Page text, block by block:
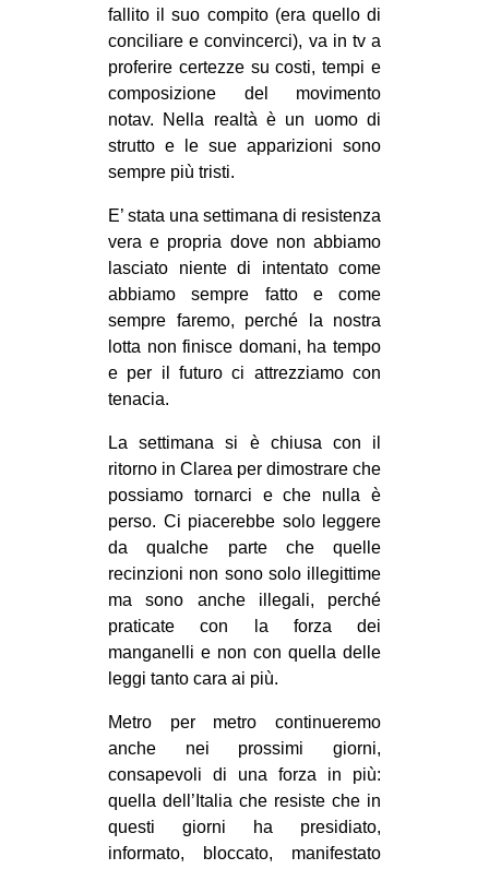
fallito il suo compito (era quello di
conciliare e convincerci), va in tv a
proferire certezze su costi, tempi e
composizione del movimento
notav. Nella realtà è un uomo di
strutto e le sue apparizioni sono
sempre più tristi.
E’ stata una settimana di resistenza
vera e propria dove non abbiamo
lasciato niente di intentato come
abbiamo sempre fatto e come
sempre faremo, perché la nostra
lotta non finisce domani, ha tempo
e per il futuro ci attrezziamo con
tenacia.
La settimana si è chiusa con il
ritorno in Clarea per dimostrare che
possiamo tornarci e che nulla è
perso. Ci piacerebbe solo leggere
da qualche parte che quelle
recinzioni non sono solo illegittime
ma sono anche illegali, perché
praticate con la forza dei
manganelli e non con quella delle
leggi tanto cara ai più.
Metro per metro continueremo
anche nei prossimi giorni,
consapevoli di una forza in più:
quella dell’Italia che resiste che in
questi giorni ha presidiato,
informato, bloccato, manifestato